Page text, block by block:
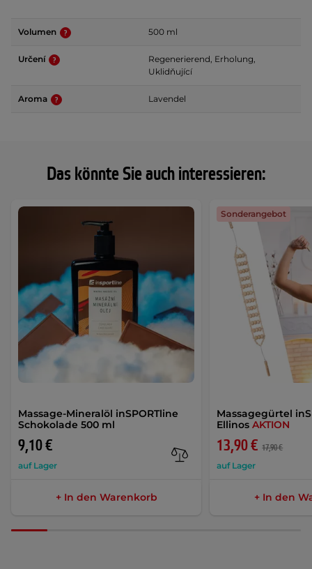
Das könnte Sie auch interessieren:
Massage-Mineralöl inSPORTline
Schokolade 500 ml
9,10 €
auf Lager
+ In den Warenkorb
Massagegürtel
EllinosAKTION
13,90 € 17,90 €
auf Lager
Sonderangebot
+ In den
Volumen 500 ml
Určení
Regenerierend, Erholung,
Uklidňující
Aroma Lavendel